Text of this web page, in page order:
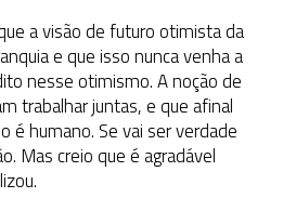
a visão de futuro otimista da
e que isso nunca venha a
nesse otimismo. A noção de
trabalhar juntas, e que afinal
é humano. Se vai ser verdade
Mas creio que é agradável